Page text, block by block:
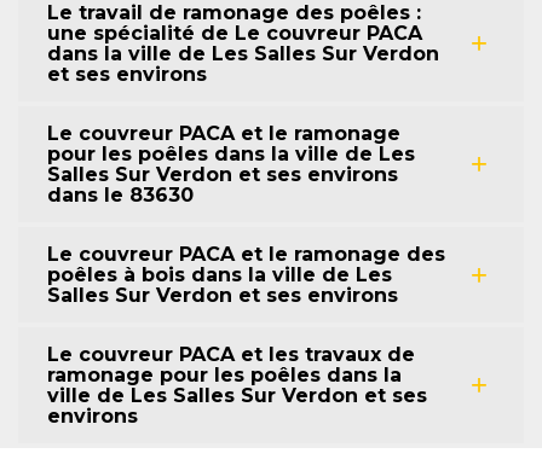
Le travail de ramonage des poêles :
une spécialité de Le couvreur PACA
dans la ville de Les Salles Sur Verdon
et ses environs
Le couvreur PACA et le ramonage
pour les poêles dans la ville de Les
Salles Sur Verdon et ses environs
dans le 83630
Le couvreur PACA et le ramonage des
poêles à bois dans la ville de Les
Salles Sur Verdon et ses environs
Le couvreur PACA et les travaux de
ramonage pour les poêles dans la
ville de Les Salles Sur Verdon et ses
environs